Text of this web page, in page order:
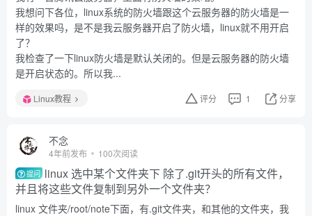
我想问下各位，linux系统的防火墙跟这个云服务器的防火墙是一
样的效果吗，是不是我云服务器开启了防火墙，linux就不用开启
了？
我检查了一下linux防火墙是默认关闭的。但是云服务器的防火墙
是开启状态的。所以我...
Linux教程 评分 1 分享
不念
4年前发布 100次阅读
提问 linux 选中某个文件夹下 除了.git开头的所有文件，
并且将这些文件复制到另外一个文件夹？
linux 文件夹/root/note下面，有.git文件夹，和其他的文件夹，我